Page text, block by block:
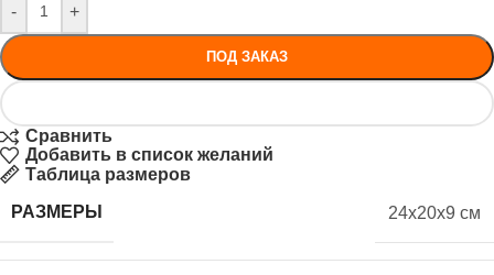
-
+
ПОД ЗАКАЗ
Сравнить
Добавить в список желаний
Таблица размеров
РАЗМЕРЫ 24x20x9 см